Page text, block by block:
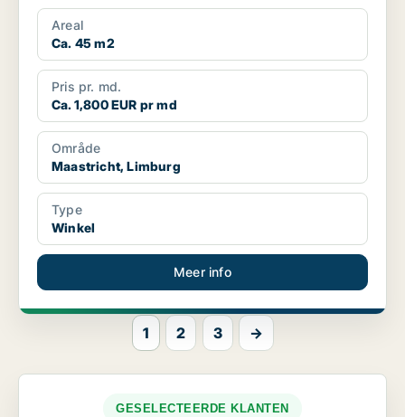
Areal
Ca. 45 m2
Pris pr. md.
Ca. 1,800 EUR pr md
Område
Maastricht, Limburg
Type
Winkel
Meer info
1 2 3 →
GESELECTEERDE KLANTEN